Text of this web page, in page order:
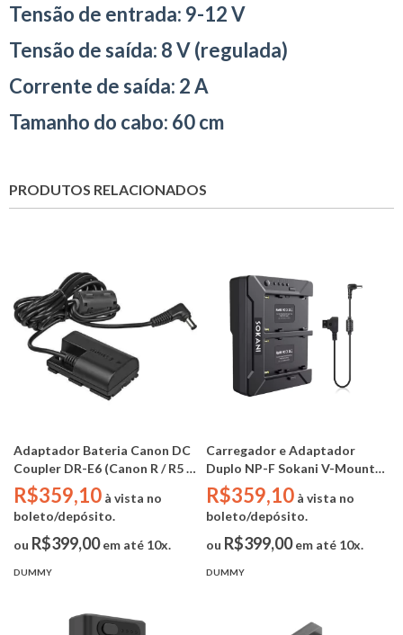
Tensão de entrada: 9-12 V
Tensão de saída: 8 V (regulada)
Corrente de saída: 2 A
Tamanho do cabo: 60 cm
PRODUTOS RELACIONADOS
Adaptador Bateria Canon DC
Coupler DR-E6 (Canon R / R5 /
R6 / R6MKII / R7 / 5DMKIV /
6DMKII / 6D / 7DMKII / 7D /
90D / 80D)
R$359,10 à vista no
boleto/depósito.
ou R$399,00em até 10x.
DUMMY
Carregador e Adaptador
Duplo NP-F Sokani V-Mount
com Crab Clamp (SAIDA USB-
A / D-TAP / DC 15V )
R$359,10 à vista no
boleto/depósito.
ou R$399,00em até 10x.
DUMMY